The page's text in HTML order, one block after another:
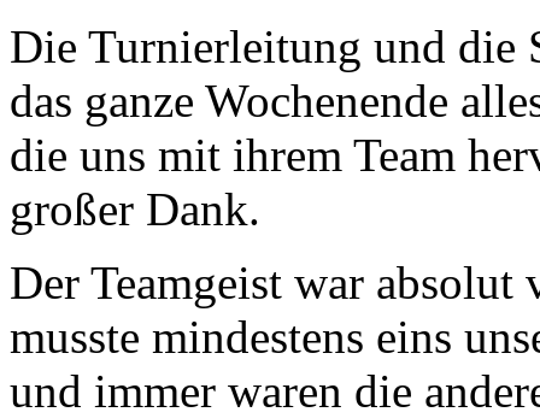
Die Turnierleitung und die
das ganze Wochenende
die uns mit ihrem Team
großer Dank.
Der Teamgeist war
musste mindestens eins
und immer waren die